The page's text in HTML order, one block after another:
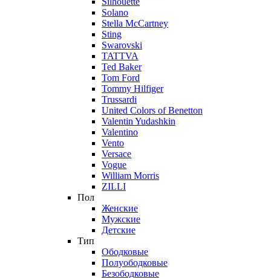
Solano
Stella McCartney
Sting
Swarovski
TATTVA
Ted Baker
Tom Ford
Tommy Hilfiger
Trussardi
United Colors of Benetton
Valentin Yudashkin
Valentino
Vento
Versace
Vogue
William Morris
ZILLI
Пол
Женские
Мужские
Детские
Тип
Ободковые
Полуободковые
Безободковые